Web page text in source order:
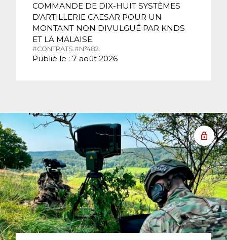
COMMANDE DE DIX-HUIT SYSTÈMES
D'ARTILLERIE CAESAR POUR UN
MONTANT NON DIVULGUÉ PAR KNDS
ET LA MALAISE.
#CONTRATS. #N°482.
Publié le : 7 août 2026